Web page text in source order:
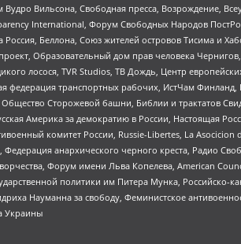
Вильсона, Свободная пресса, Возрождение,
International, Форум Свободных Народов
Беллона, Союз жителей островов Тисима и
Образовательный дом прав человека
лосося, TVR Studios, ТВ Дождь, Центр
транспортных рабочих, ИстЧам Финланд,
Сторожевой башни, Библии и трактатов
Америка за демократию в России, Настоящая
комитет России, Russie-Libertes, La Asocicion
анархического черного креста, Радио
Форум имени Льва Копелева, American
политики им Питера Мунка, Российско-
Науманна за свободу, Феминистское
Украины